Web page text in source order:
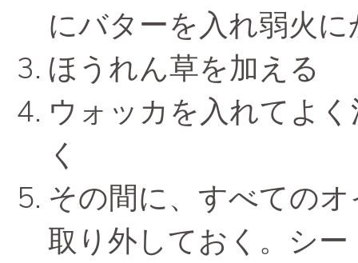
にバターを入れ弱火
ほうれん草を加える
ウォッカを入れてよ
く
その間に、すべての
取り外しておく。シ